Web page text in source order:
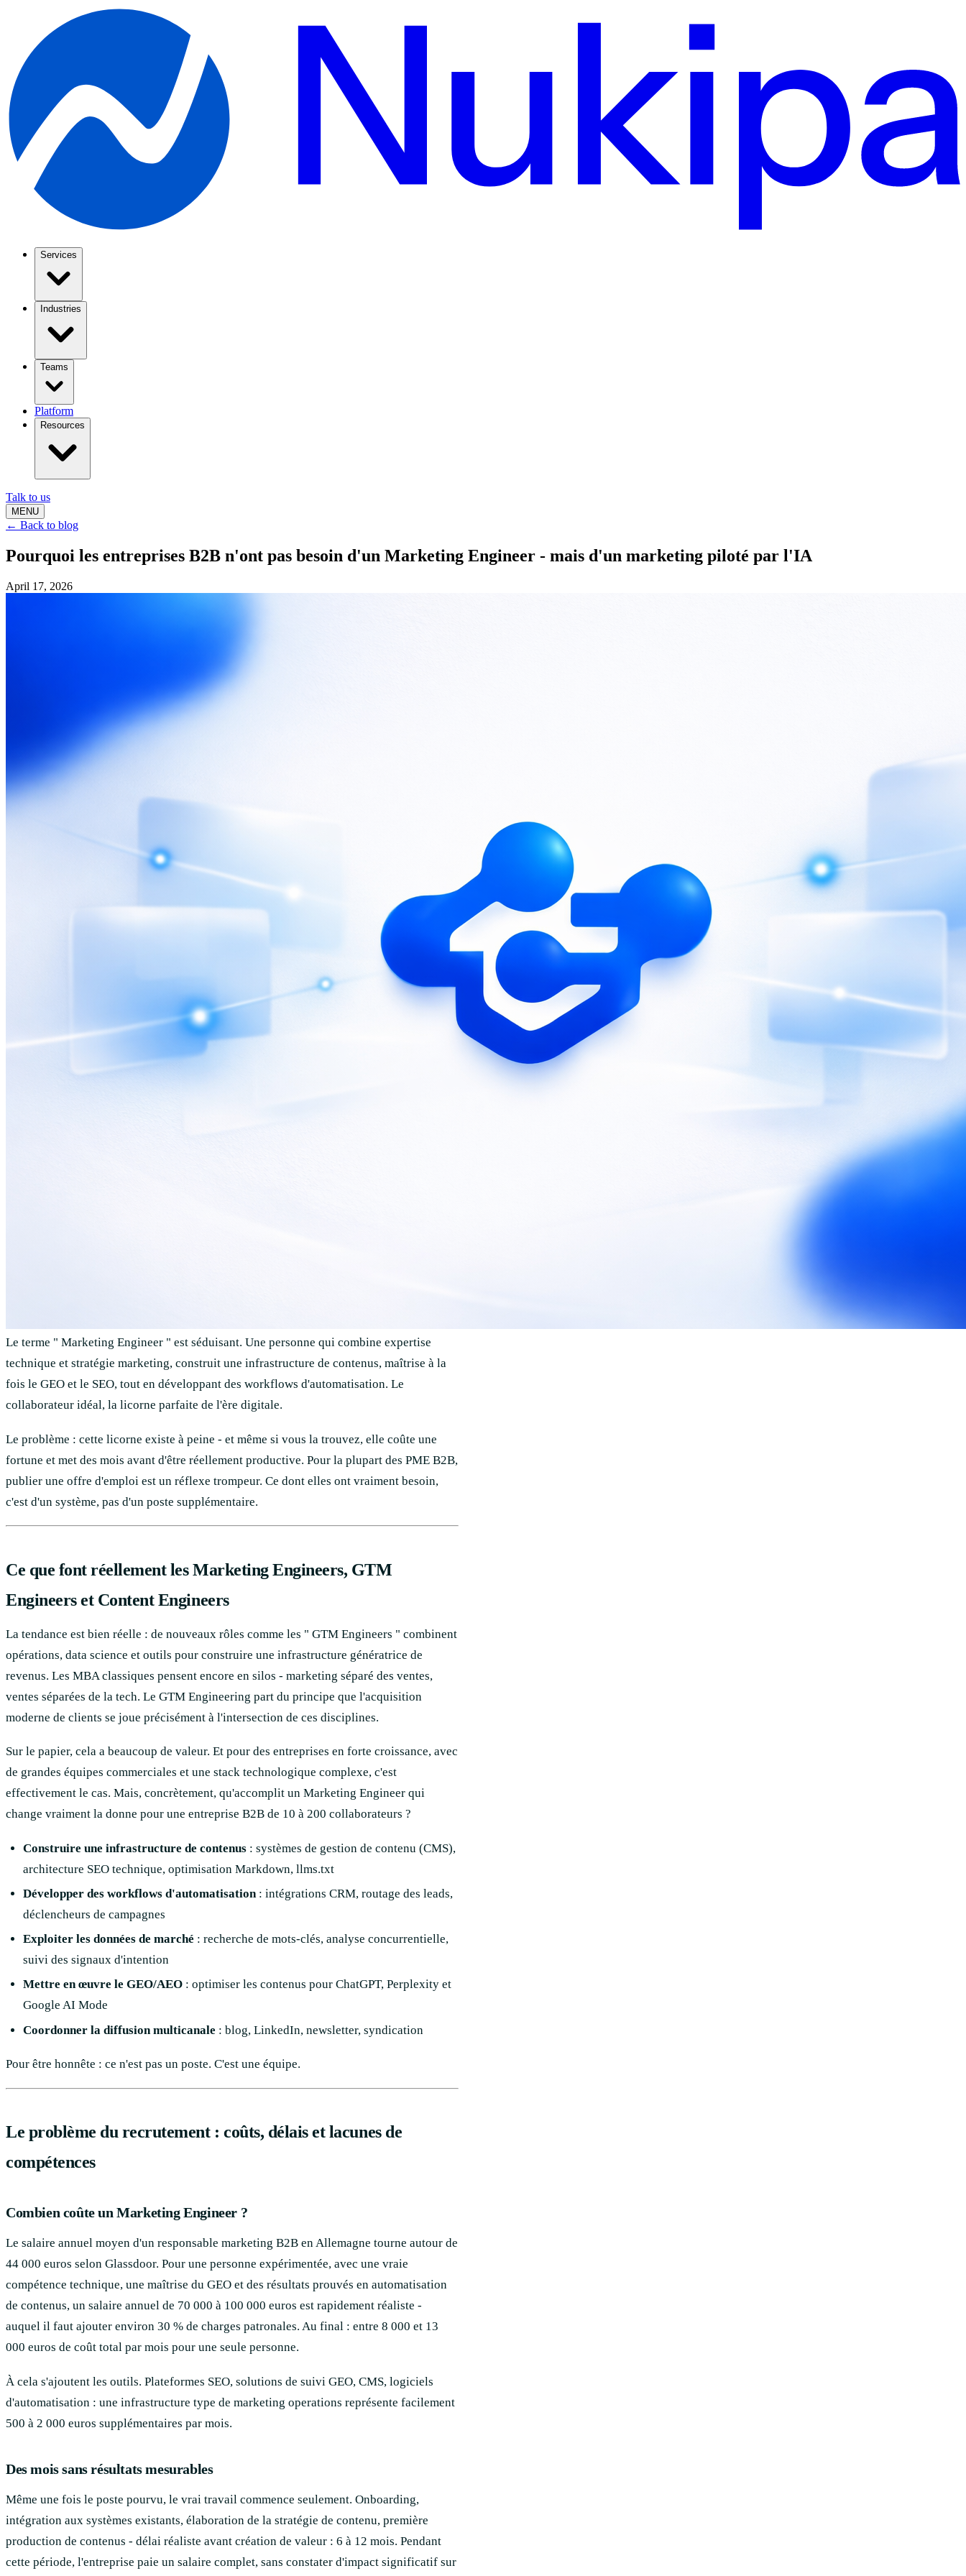
Services
Industries
Teams
Platform
Resources
Talk to us
MENU
← Back to blog
Pourquoi les entreprises B2B n'ont pas besoin d'un Marketing Engineer - mais d'un marketing piloté par l'IA
April 17, 2026
Le terme " Marketing Engineer " est séduisant. Une personne qui combine expertise
technique et stratégie marketing, construit une infrastructure de contenus, maîtrise à la
fois le GEO et le SEO, tout en développant des workflows d'automatisation. Le
collaborateur idéal, la licorne parfaite de l'ère digitale.
Le problème : cette licorne existe à peine - et même si vous la trouvez, elle coûte une
fortune et met des mois avant d'être réellement productive. Pour la plupart des PME B2B,
publier une offre d'emploi est un réflexe trompeur. Ce dont elles ont vraiment besoin,
c'est d'un système, pas d'un poste supplémentaire.
Ce que font réellement les Marketing Engineers, GTM
Engineers et Content Engineers
La tendance est bien réelle : de nouveaux rôles comme les " GTM Engineers " combinent
opérations, data science et outils pour construire une infrastructure génératrice de
revenus. Les MBA classiques pensent encore en silos - marketing séparé des ventes,
ventes séparées de la tech. Le GTM Engineering part du principe que l'acquisition
moderne de clients se joue précisément à l'intersection de ces disciplines.
Sur le papier, cela a beaucoup de valeur. Et pour des entreprises en forte croissance, avec
de grandes équipes commerciales et une stack technologique complexe, c'est
effectivement le cas. Mais, concrètement, qu'accomplit un Marketing Engineer qui
change vraiment la donne pour une entreprise B2B de 10 à 200 collaborateurs ?
Construire une infrastructure de contenus: systèmes de gestion de contenu (CMS),
architecture SEO technique, optimisation Markdown, llms.txt
Développer des workflows d'automatisation: intégrations CRM, routage des leads,
déclencheurs de campagnes
Exploiter les données de marché : recherche de mots-clés, analyse concurrentielle,
suivi des signaux d'intention
Mettre en œuvre le GEO/AEO: optimiser les contenus pour ChatGPT, Perplexity et
Google AI Mode
Coordonner la diffusion multicanale : blog, LinkedIn, newsletter, syndication
Pour être honnête : ce n'est pas un poste. C'est une équipe.
Le problème du recrutement : coûts, délais et lacunes de
compétences
Combien coûte un Marketing Engineer ?
Le salaire annuel moyen d'un responsable marketing B2B en Allemagne tourne autour de
44 000 euros selon Glassdoor. Pour une personne expérimentée, avec une vraie
compétence technique, une maîtrise du GEO et des résultats prouvés en automatisation
de contenus, un salaire annuel de 70 000 à 100 000 euros est rapidement réaliste -
auquel il faut ajouter environ 30 % de charges patronales. Au final : entre 8 000 et 13
000 euros de coût total par mois pour une seule personne.
À cela s'ajoutent les outils. Plateformes SEO, solutions de suivi GEO, CMS, logiciels
d'automatisation : une infrastructure type de marketing operations représente facilement
500 à 2 000 euros supplémentaires par mois.
Des mois sans résultats mesurables
Même une fois le poste pourvu, le vrai travail commence seulement. Onboarding,
intégration aux systèmes existants, élaboration de la stratégie de contenu, première
production de contenus - délai réaliste avant création de valeur : 6 à 12 mois. Pendant
cette période, l'entreprise paie un salaire complet, sans constater d'impact significatif sur